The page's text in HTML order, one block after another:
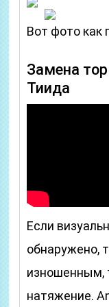
Вот фото как
Замена
Тиида
Если
обнаружено,
изношенным,
натяжение.